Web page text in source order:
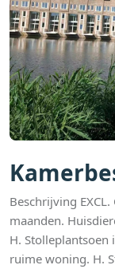
Beschrijving
maanden.
H. Stolleplantsoen
ruime woning. H.